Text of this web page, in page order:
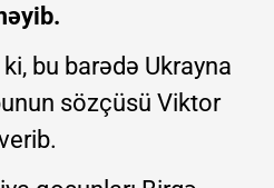
bu barədə Ukrayna
sözçüsü Viktor